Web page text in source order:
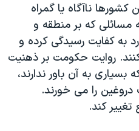
ناآگاه یا گمراه
مسائلی که بر منطقه و
به کفایت رسیدگی کرده و
روایت حکومت بر ذهنیت
به آن باور ندارند،
دروغین را می خورند.
کند.